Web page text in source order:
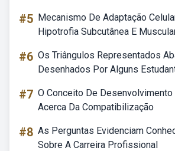
#5 Mecanismo De Adaptação
Hipotrofia Subcutânea E
#6 Os Triângulos Representados
Desenhados Por Alguns
#7 O Conceito De
Acerca Da Compatibilização
#8 As Perguntas Evidenciam
Sobre A Carreira Profissional